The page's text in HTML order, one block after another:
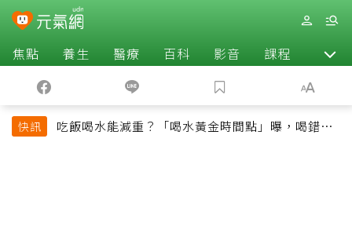
焦點 養生 醫療 百科 影音 課程 退休
快訊
吃飯喝水能減重？「喝水黃金時間點」曝，喝錯時